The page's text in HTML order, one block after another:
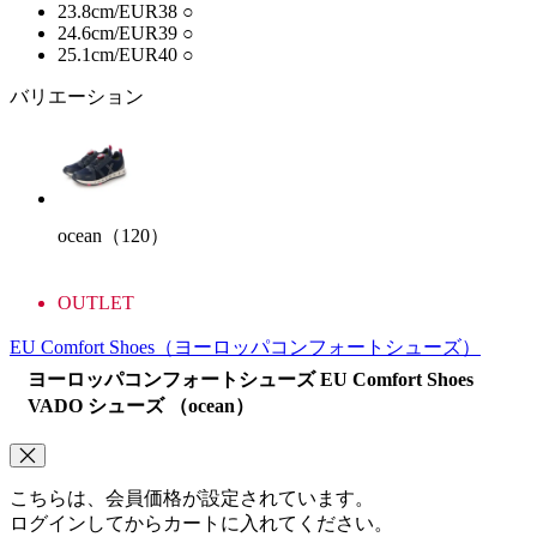
23.8cm/EUR38 ○
24.6cm/EUR39 ○
25.1cm/EUR40 ○
バリエーション
ocean（120）
OUTLET
EU Comfort Shoes （ヨーロッパコンフォートシューズ）
ヨーロッパコンフォートシューズ EU Comfort Shoes
VADO シューズ （ocean）
こちらは、会員価格が設定されています。
ログインしてからカートに入れてください。